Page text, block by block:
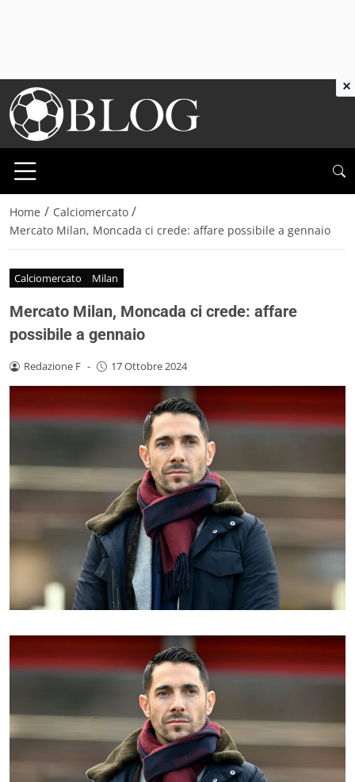
Home / Calciomercato /
Mercato Milan, Moncada ci crede: affare possibile a gennaio
Calciomercato Milan
Mercato Milan, Moncada ci crede: affare
possibile a gennaio
Redazione F - 17 Ottobre 2024
×